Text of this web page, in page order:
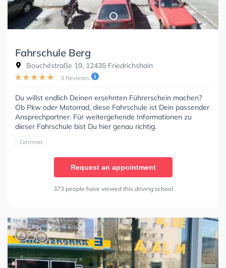
Fahrschule Berg
Bouchéstraße 19, 12435 Friedrichshain
3 Reviews
Du willst endlich Deinen ersehnten Führerschein machen?
Ob Pkw oder Motorrad, diese Fahrschule ist Dein passender
Ansprechpartner. Für weitergehende Informationen zu
dieser Fahrschule bist Du hier genau richtig.
German
Request an appointment
373 people have viewed this driving school